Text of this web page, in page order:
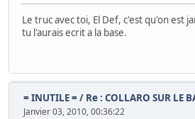
Le truc avec toi, El Def, c'est qu'on est
tu l'aurais ecrit a la base.
= INUTILE = / Re : COLLARO SUR LE
Janvier 03, 2010, 00:36:22